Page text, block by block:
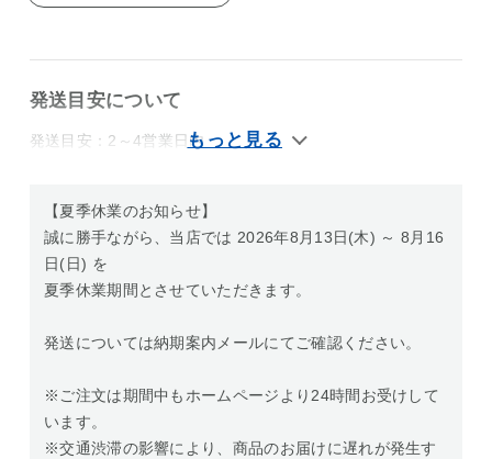
発送目安について
発送目安：2～4営業日内
【夏季休業のお知らせ】
誠に勝手ながら、当店では 2026年8月13日(木) ～ 8月16
日(日) を
夏季休業期間とさせていただきます。
発送については納期案内メールにてご確認ください。
※ご注文は期間中もホームページより24時間お受けして
います。
※交通渋滞の影響により、商品のお届けに遅れが発生す